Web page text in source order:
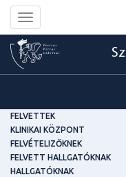
Toggle
navigation
FELVETTEK
KLINIKAI KÖZPONT
FELVÉTELIZŐKNEK
FELVETT HALLGATÓKNAK
HALLGATÓKNAK